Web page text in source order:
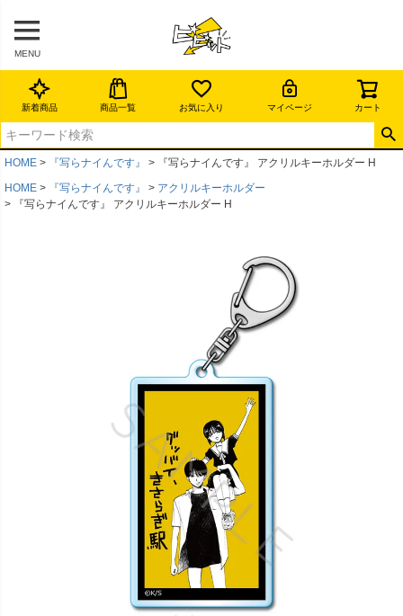
MENU
新着商品 商品一覧 お気に入り マイページ カート
HOME 『写らナイんです』
『写らナイんです』 アクリルキーホルダー H
HOME
『写らナイんです』
アクリルキーホルダー
『写らナイんです』 アクリルキーホルダー H